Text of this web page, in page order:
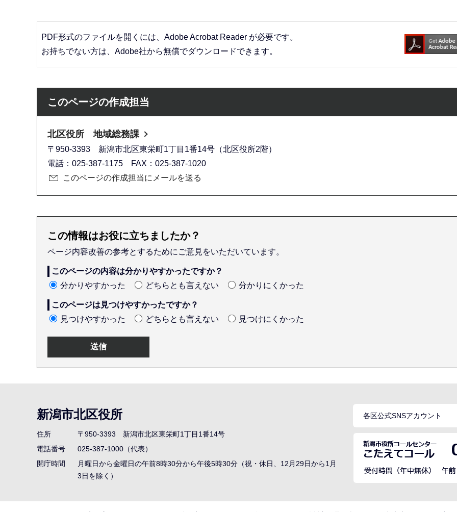
PDF形式のファイルを開くには、Adobe Acrobat Reader が必要です。
お持ちでない方は、Adobe社から無償でダウンロードできます。
このページの作成担当
北区役所 地域総務課
〒950-3393 新潟市北区東栄町1丁目1番14号（北区役所2階）
電話：025-387-1175 FAX：025-387-1020
このページの作成担当にメールを送る
この情報はお役に立ちましたか？
ページ内容改善の参考とするためにご意見をいただいています。
このページの内容は分かりやすかったですか？
分かりやすかった
どちらとも言えない 分かりにくかった
このページは見つけやすかったですか？
見つけやすかった
どちらとも言えない 見つけにくかった
こ
ま
で
新潟市北区役所
住所 〒950-3393 新潟市北区東栄町1丁目1番14号
電話番号
025-387-1000（代表）
開庁時間
月曜日から金曜日の午前8時30分から午後5時30分（祝・休日、12月29日から1月
3日を除く）
各区公式SNSアカウント